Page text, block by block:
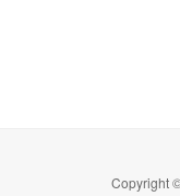
Copyright